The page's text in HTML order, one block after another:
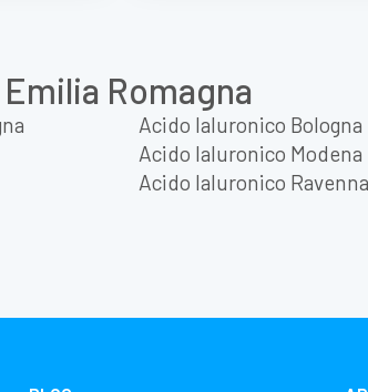
Romagna
Acido Ialuronico Bologna
Acido Ialuronico Modena
Acido Ialuronico Ravenna